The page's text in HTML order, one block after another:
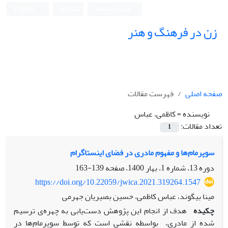
زن در فرهنگ و هنر
صفحه اصلی
فهرست مقالات
نویسنده =کاظمی، عباس
تعداد مقالات:
1
سوپرمام‌ها و مفهوم مادری در فضای اینستاگرام
دوره 13، شماره 1، بهار 1400، صفحه
139-163
https://doi.org/10.22059/jwica.2021.319264.1547
مینا بیگوند، عباس کاظمی، حسین بصیریان جهرمی
چکیده هدف از انجام این پژوهش دست‌یابی به چهره‌ی ترسیم
شده از مادری، بواسطه نقشی است که توسط سوپرمام‌ها در